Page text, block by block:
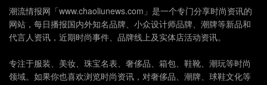
潮流情报网「www.chaoliunews.com」是一个专门分享时尚资讯的
网站，每日播报国内外知名品牌、小众设计师品牌、潮牌等新品和
代言人资讯，近期时尚事件、品牌线上及实体店活动资讯。
专注于服装、美妆、珠宝名表、奢侈品、箱包、鞋靴、潮玩等时尚
领域。如果你也喜欢浏览时尚资讯，对奢侈品、潮牌、球鞋文化等